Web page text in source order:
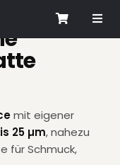
Cart
mit eigener
25 µm, nahezu
für Schmuck,